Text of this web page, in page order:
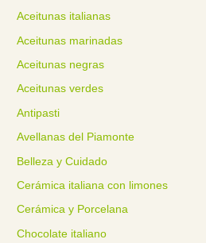
Aceitunas italianas
Aceitunas marinadas
Aceitunas negras
Aceitunas verdes
Antipasti
Avellanas del Piamonte
Belleza y Cuidado
Cerámica italiana con limones
Cerámica y Porcelana
Chocolate italiano